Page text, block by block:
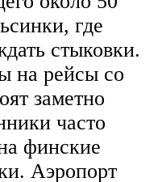
где
стыковки.
на рейсы со
заметно
часто
финские
Аэропорт